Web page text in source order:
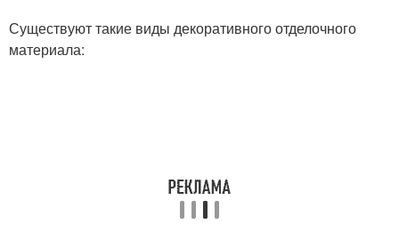
Существуют такие виды декоративного отделочного
материала: